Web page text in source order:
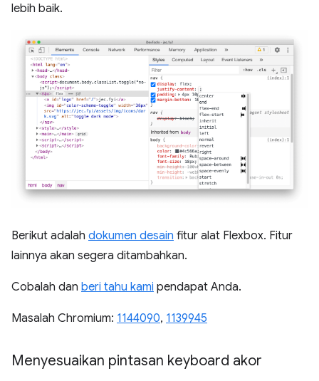
lebih baik.
Berikut adalah dokumen desain fitur alat Flexbox. Fitur
lainnya akan segera ditambahkan.
Cobalah dan beri tahu kami pendapat Anda.
Masalah Chromium: 1144090, 1139945
Menyesuaikan pintasan keyboard akor